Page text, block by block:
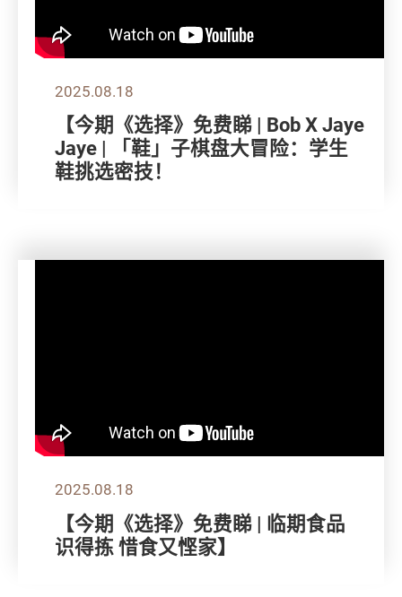
2025.08.18
【今期《选择》免费睇 | Bob X Jaye
Jaye | 「鞋」子棋盘大冒险：学生
鞋挑选密技！
2025.08.18
【今期《选择》免费睇 | 临期食品
识得拣 惜食又悭家】